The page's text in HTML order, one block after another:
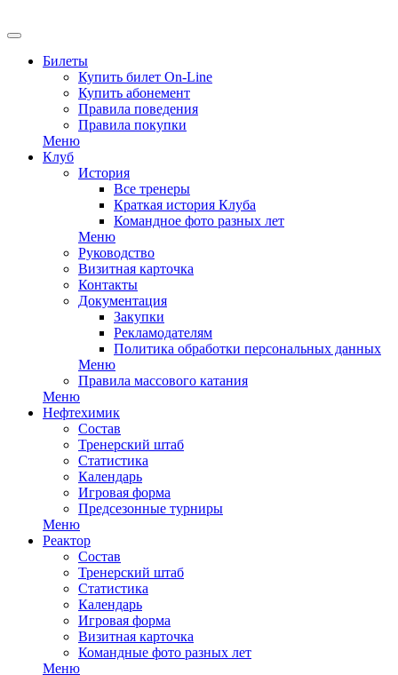
Билеты
Купить билет On-Line
Купить абонемент
Правила поведения
Правила покупки
Меню
Клуб
История
Все тренеры
Краткая история Клуба
Командное фото разных лет
Меню
Руководство
Визитная карточка
Контакты
Документация
Закупки
Рекламодателям
Политика обработки персональных данных
Меню
Правила массового катания
Меню
Нефтехимик
Состав
Тренерский штаб
Статистика
Календарь
Игровая форма
Предсезонные турниры
Меню
Реактор
Состав
Тренерский штаб
Статистика
Календарь
Игровая форма
Визитная карточка
Командные фото разных лет
Меню